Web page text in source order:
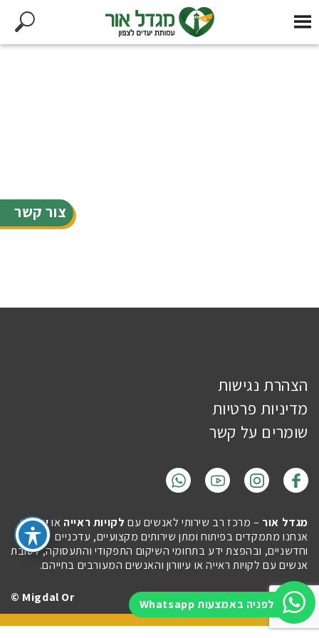
צור קשר
לפניה באמצעות Whatsapp
הצהרת נגישות
מדיניות פרטיות
שומרים על קשר
מגדל אור – מרכז רב שירותי לאנשים עם לקויות ראייה אועיוורון.
אנחנו מתמקדים בפיתוח ומתן שירותים מקצועיים, עדכניים
וחדשניים, ובהפצת ידע בתחומי השיקום התפקודי והתעסוקה, לטובת
אנשים עם לקויות ראייה או עיוורון והאנשים המעורבים בחייהם.
Imaginet
Migdal Or ©